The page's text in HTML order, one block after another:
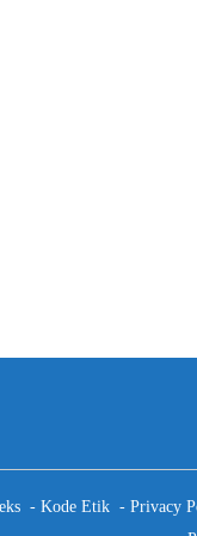
Kode Etik Privacy